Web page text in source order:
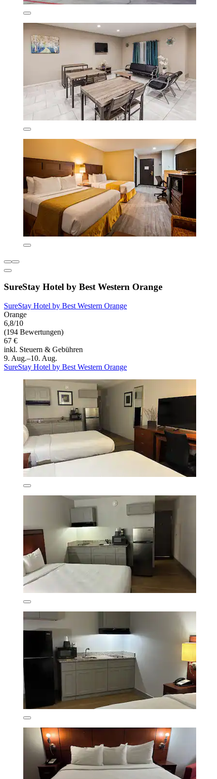
SureStay Hotel by Best Western Orange
SureStay Hotel by Best Western Orange
Orange
6,8/10
(194 Bewertungen)
67 €
inkl. Steuern & Gebühren
9. Aug.–10. Aug.
SureStay Hotel by Best Western Orange